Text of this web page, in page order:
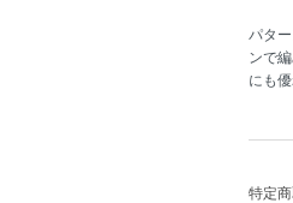
パタ
ンで
にも
特定